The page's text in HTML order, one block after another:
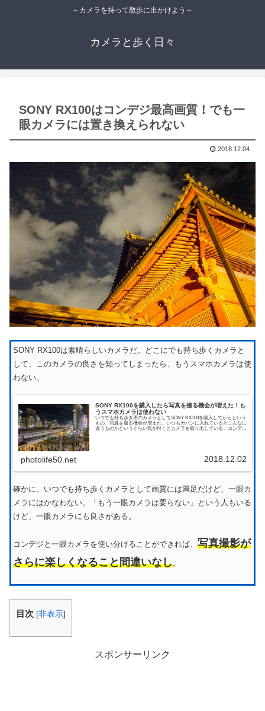
～カメラを持って散歩に出かけよう～
カメラと歩く日々
SONY RX100はコンデジ最高画質！でも一
眼カメラには置き換えられない
2018.12.04
SONY RX100は素晴らしいカメラだ。どこにでも持ち歩くカメラと
して、このカメラの良さを知ってしまったら、もうスマホカメラは使
わない。
SONY RX100を購入したら写真を撮る機会が増えた！も
うスマホカメラは使わない
いつでも持ち歩き用のカメラとしてSONY RX100を購入してからという
もの、写真を撮る機会が増えた。いつもカバンに入れているとこんなに
違うものかというぐらい気が付くとカメラを取り出している。コンデジ
photolife50.net 2018.12.02
確かに、いつでも持ち歩くカメラとして画質には満足だけど、一眼カ
メラにはかなわない。「もう一眼カメラは要らない」という人もいる
けど、一眼カメラにも良さがある。
コンデジと一眼カメラを使い分けることができれば、 写真撮影が
さらに楽しくなること間違いなし。
目次 [非表示]
スポンサーリンク